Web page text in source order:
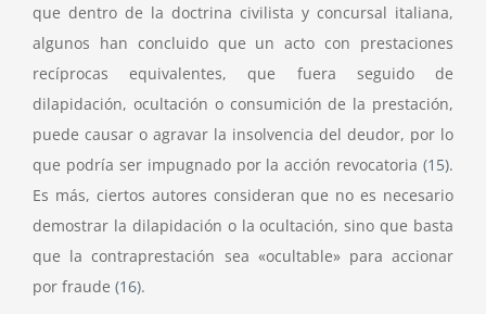
que dentro de la doctrina civilista y concursal italiana,
algunos han concluido que un acto con prestaciones
recíprocas equivalentes, que fuera seguido de
dilapidación, ocultación o consumición de la prestación,
puede causar o agravar la insolvencia del deudor, por lo
que podría ser impugnado por la acción revocatoria (15).
Es más, ciertos autores consideran que no es necesario
demostrar la dilapidación o la ocultación, sino que basta
que la contraprestación sea «ocultable» para accionar
por fraude (16).